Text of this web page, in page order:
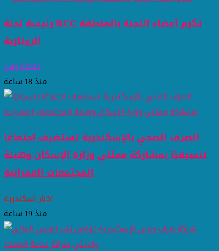
رئيسة لجنة RCC تكرم أعضاء اللجنة بالمنطقة
الروتارية
ثقافة وفن
منذ 18 ساعة
الصرف الصحي بالإسكندرية تستضيف اجتماعًا
تنسيقيًا بمشاركة ممثلي وزارة الإسكان وهيئة
المجتمعات العمرانية
اخبار اسكندرية
منذ 19 ساعة